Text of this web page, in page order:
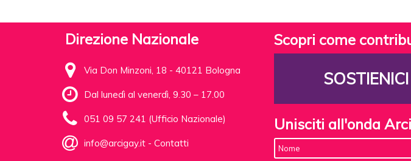
Direzione Nazionale
Via Don Minzoni, 18 - 40121 Bologna
Dal lunedì al venerdì, 9.30 – 17.00
051 09 57 241 (Ufficio Nazionale)
info@arcigay.it - Contatti
Scopri come
SOSTIENICI
Unisciti all'onda